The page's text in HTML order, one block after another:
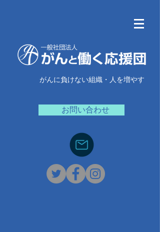
がんに負けない組織・人を増やす
お問い合わせ